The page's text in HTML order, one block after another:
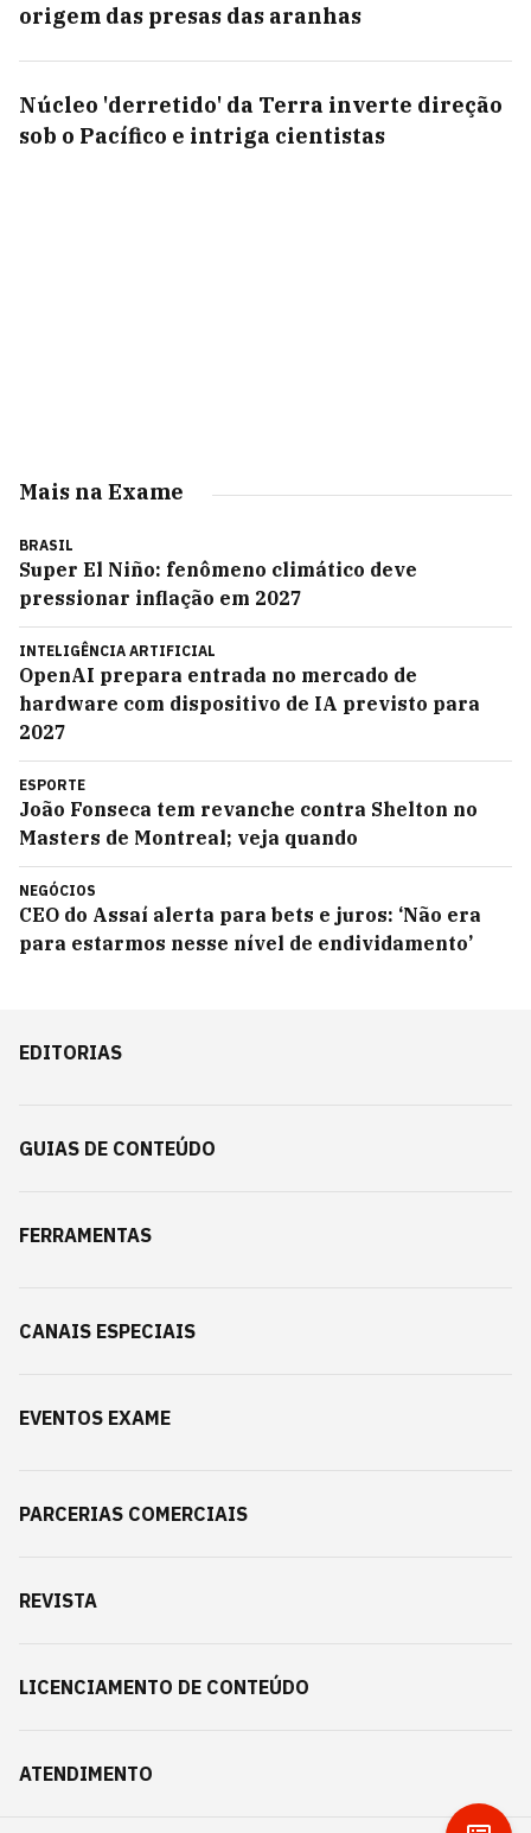
origem das presas das aranhas
Núcleo 'derretido' da Terra inverte direção
sob o Pacífico e intriga cientistas
Mais na Exame
BRASIL
Super El Niño: fenômeno climático deve
pressionar inflação em 2027
INTELIGÊNCIA ARTIFICIAL
OpenAI prepara entrada no mercado de
hardware com dispositivo de IA previsto para
2027
ESPORTE
João Fonseca tem revanche contra Shelton no
Masters de Montreal; veja quando
NEGÓCIOS
CEO do Assaí alerta para bets e juros: ‘Não era
para estarmos nesse nível de endividamento’
EDITORIAS
GUIAS DE CONTEÚDO
FERRAMENTAS
CANAIS ESPECIAIS
EVENTOS EXAME
PARCERIAS COMERCIAIS
REVISTA
LICENCIAMENTO DE CONTEÚDO
ATENDIMENTO